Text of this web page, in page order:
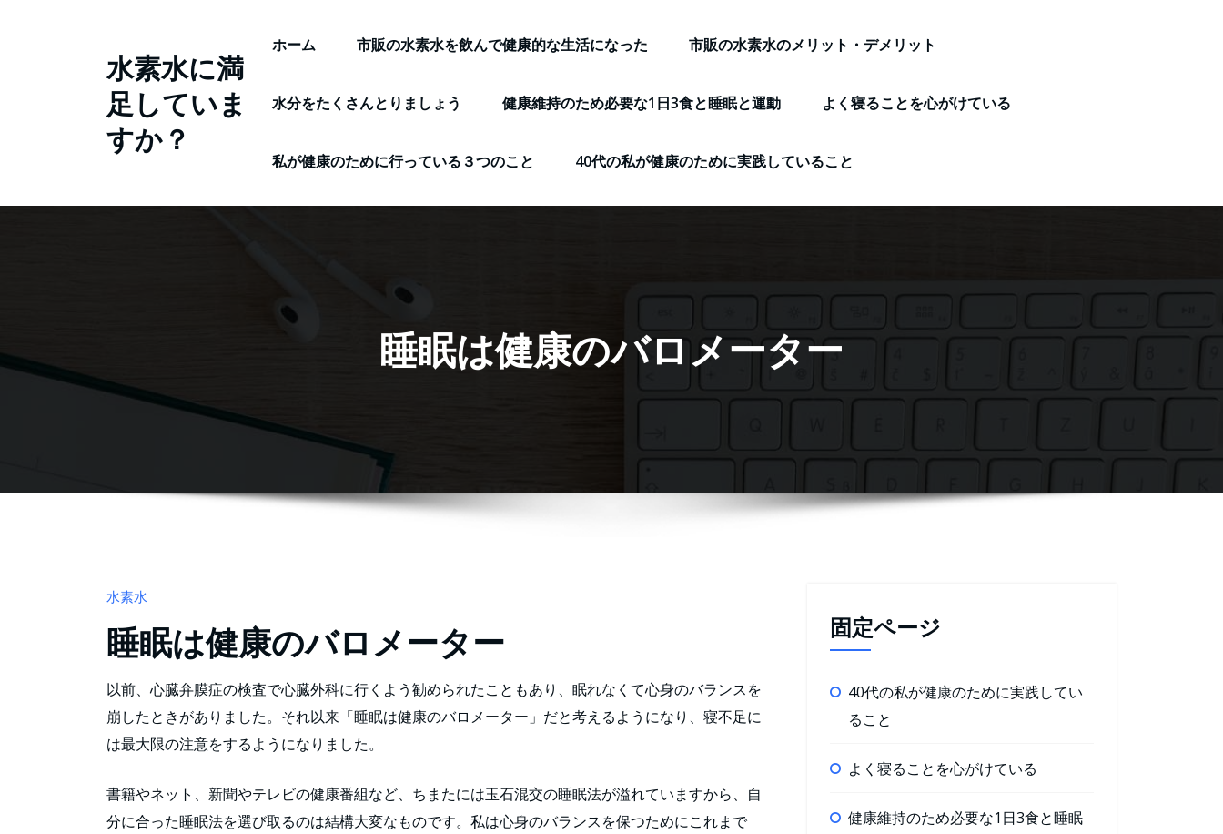
キ
水素水に満
足していま
すか？
ホーム 市販の水素水を飲んで健康的な生活になった 市販の水素水のメリット・デメリット
水分をたくさんとりましょう 健康維持のため必要な1日3食と睡眠と運動 よく寝ることを心がけている
私が健康のために行っている３つのこと 40代の私が健康のために実践していること
睡眠は健康のバロメーター
水素水
睡眠は健康のバロメーター
以前、心臓弁膜症の検査で心臓外科に行くよう勧められたこともあり、眠れなくて心身のバランスを
崩したときがありました。それ以来「睡眠は健康のバロメーター」だと考えるようになり、寝不足に
は最大限の注意をするようになりました。
書籍やネット、新聞やテレビの健康番組など、ちまたには玉石混交の睡眠法が溢れていますから、自
分に合った睡眠法を選び取るのは結構大変なものです。私は心身のバランスを保つためにこれまで
固定ページ
40代の私が健康のために実践してい
ること
よく寝ることを心がけている
健康維持のため必要な1日3食と睡眠